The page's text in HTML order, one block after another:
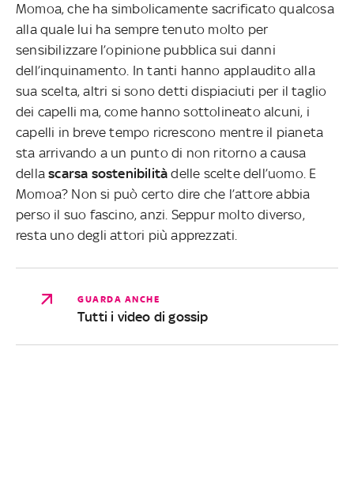
Momoa, che ha simbolicamente sacrificato qualcosa
alla quale lui ha sempre tenuto molto per
sensibilizzare l’opinione pubblica sui danni
dell’inquinamento. In tanti hanno applaudito alla
sua scelta, altri si sono detti dispiaciuti per il taglio
dei capelli ma, come hanno sottolineato alcuni, i
capelli in breve tempo ricrescono mentre il pianeta
sta arrivando a un punto di non ritorno a causa
della scarsa sostenibilità delle scelte dell’uomo. E
Momoa? Non si può certo dire che l’attore abbia
perso il suo fascino, anzi. Seppur molto diverso,
resta uno degli attori più apprezzati.
GUARDA ANCHE
Tutti i video di gossip